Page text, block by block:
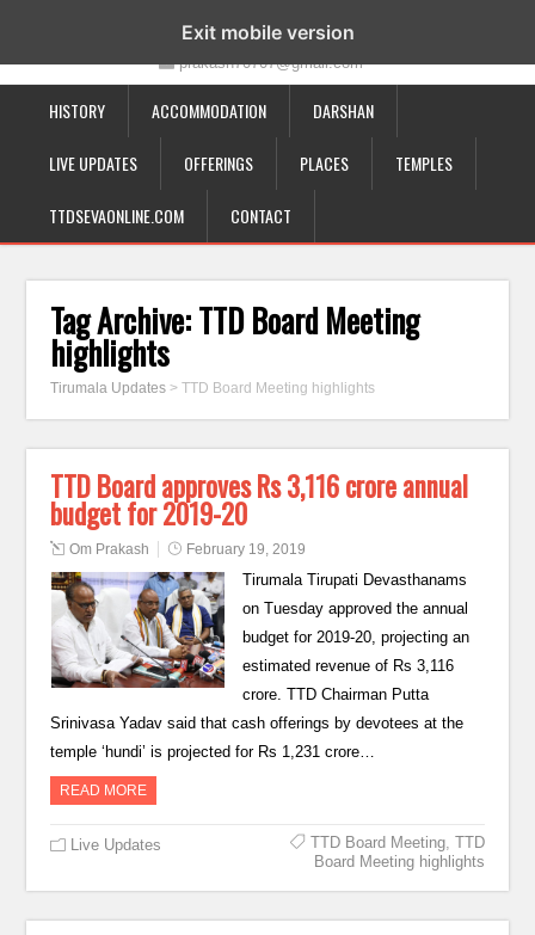
19-12-332, Bairagipatteda, Tirupati - 517501
prakash70707@gmail.com
HISTORY ACCOMMODATION DARSHAN
LIVE UPDATES OFFERINGS PLACES TEMPLES
TTDSEVAONLINE.COM CONTACT
Tag Archive:TTD Board Meeting
highlights
Tirumala Updates >TTD Board Meeting highlights
TTD Board approves Rs 3,116 crore annual
budget for 2019-20
Om Prakash February 19, 2019
Tirumala Tirupati Devasthanams
on Tuesday approved the annual
budget for 2019-20, projecting an
estimated revenue of Rs 3,116
crore. TTD Chairman Putta
Srinivasa Yadav said that cash offerings by devotees at the
temple ‘hundi’ is projected for Rs 1,231 crore…
READ MORE
Live Updates TTD Board Meeting, TTD
Board Meeting highlights
Exit mobile version